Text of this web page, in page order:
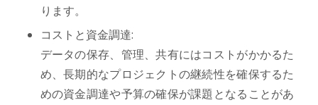
ります。
コストと資金調達:
データの保存、管理、共有にはコストがかかるた
め、長期的なプロジェクトの継続性を確保するた
めの資金調達や予算の確保が課題となることがあ